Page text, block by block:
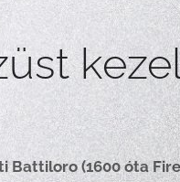
Battiloro (1600 óta